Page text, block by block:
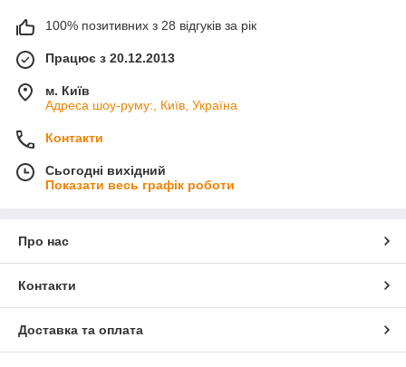
100% позитивних з 28 відгуків за рік
Працює з 20.12.2013
м. Київ
Адреса шоу-руму:, Київ, Україна
Контакти
Сьогодні вихідний
Показати весь графік роботи
Про нас
Контакти
Доставка та оплата